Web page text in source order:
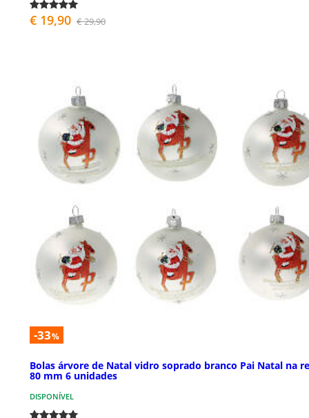
€ 19,90 € 29,90
-33%
Bolas árvore de Natal vidro soprado branco Pai Natal na
80 mm 6 unidades
DISPONÍVEL